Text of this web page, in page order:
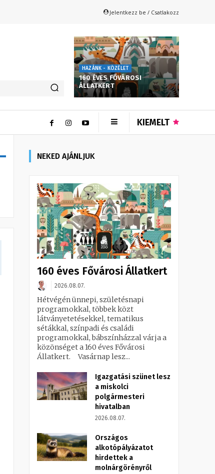
Jelentkezz be / Csatlakozz
HAZÁNK - KÖZÉLET
160 ÉVES FŐVÁROSI
ÁLLATKERT
KIEMELT
NEKED AJÁNLJUK
160 éves Fővárosi Állatkert
2026.08.07.
Hétvégén ünnepi, születésnapi
programokkal, többek közt
látványetetésekkel, tematikus
sétákkal, színpadi és családi
programokkal, bábszínházzal várja a
közönséget a 160 éves Fővárosi
Állatkert. Vasárnap lesz...
Igazgatási szünet lesz
a miskolci
polgármesteri
hivatalban
2026.08.07.
Országos
alkotópályázatot
hirdettek a
molnárgörényről